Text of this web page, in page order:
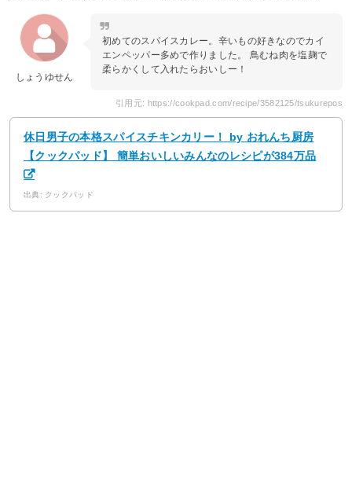
しょうゆせん
初めてのスパイスカレー。辛いもの好きなのでカイ
エンペッパー多めで作りました。 鳥むね肉を塩麹で
柔らかくして入れたらおいしー！
引用元: https://cookpad.com/recipe/3582125/tsukurepos
休日男子の本格スパイスチキンカリー！ by おれんち厨房
【クックパッド】 簡単おいしいみんなのレシピが384万品
出典: クックパッド